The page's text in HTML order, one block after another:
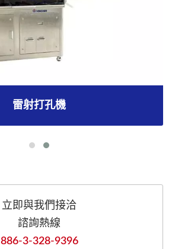
雷射打孔機
立即與我們接洽
諮詢熱線
886-3-328-9396